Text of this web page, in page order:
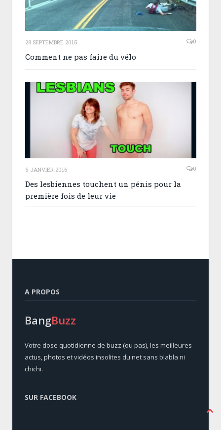
28 SEPTEMBRE 2015 0
Comment ne pas faire du vélo
5 JANVIER 2016 0
Des lesbiennes touchent un pénis pour la
première fois de leur vie
A PROPOS
BangBuzz
Votre dose quotidienne de buzz (ou pas), les meilleures
actus, photos et vidéos insolites du net sans blabla ni
chichi.
SUR FACEBOOK